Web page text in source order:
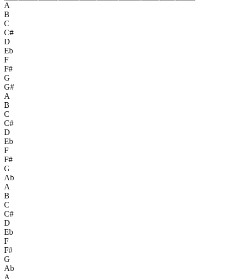
A
B
C
C#
D
Eb
F
F#
G
G#
A
B
C
C#
D
Eb
F
F#
G
Ab
A
B
C
C#
D
Eb
F
F#
G
Ab
A